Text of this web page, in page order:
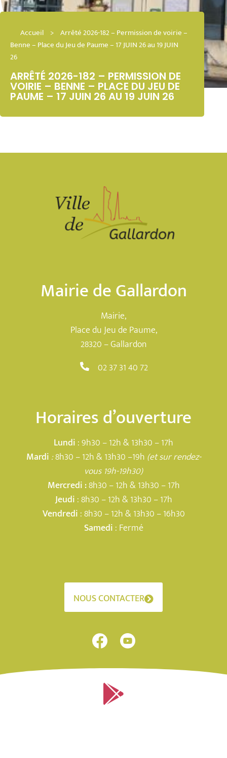
Accueil > Arrêté 2026-182 – Permission de voirie –
Benne – Place du Jeu de Paume – 17 JUIN 26 au 19 JUIN
26
ARRÊTÉ 2026-182 – PERMISSION DE
VOIRIE – BENNE – PLACE DU JEU DE
PAUME – 17 JUIN 26 AU 19 JUIN 26
Mairie de Gallardon
Mairie,
Place du Jeu de Paume,
28320 – Gallardon
02 37 31 40 72
Horaires d’ouverture
Lundi : 9h30 – 12h & 13h30 – 17h
Mardi :8h30 – 12h & 13h30 –19h (et sur rendez-
vous 19h-19h30)
Mercredi :8h30 – 12h & 13h30 – 17h
Jeudi : 8h30 – 12h & 13h30 – 17h
Vendredi : 8h30 – 12h & 13h30 – 16h30
Samedi : Fermé
NOUS CONTACTER